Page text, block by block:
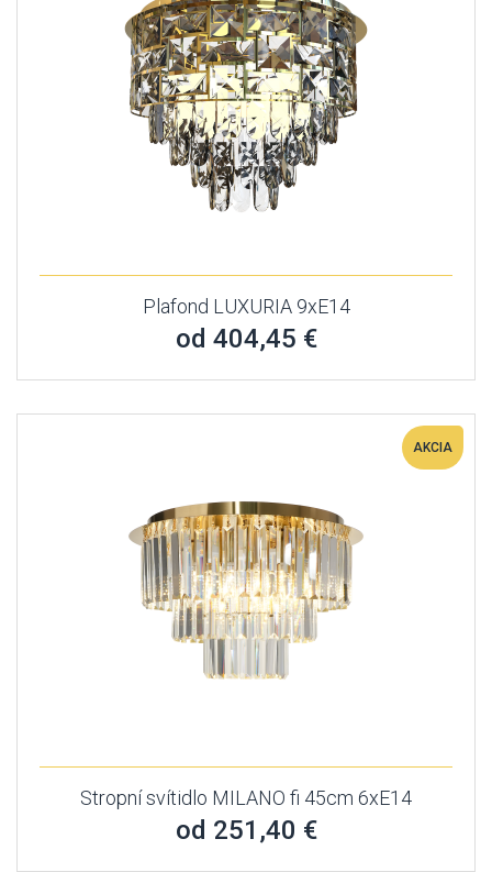
Plafond LUXURIA 9xE14
od 404,45 €
AKCIA
Stropní svítidlo MILANO fi 45cm 6xE14
od 251,40 €